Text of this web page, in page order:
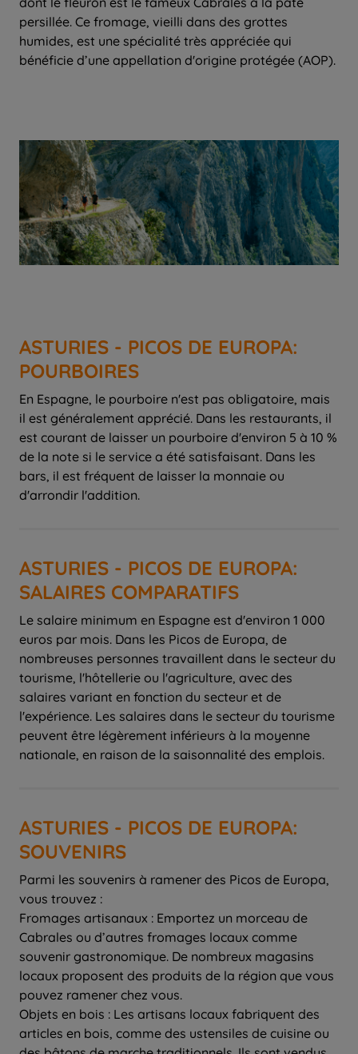
persillée. Ce fromage, vieilli dans des grottes
humides, est une spécialité très appréciée qui
bénéficie d’une appellation d'origine protégée (AOP).
ASTURIES - PICOS DE EUROPA:
POURBOIRES
En Espagne, le pourboire n'est pas obligatoire, mais
il est généralement apprécié. Dans les restaurants, il
est courant de laisser un pourboire d'environ 5 à 10 %
de la note si le service a été satisfaisant. Dans les
bars, il est fréquent de laisser la monnaie ou
d'arrondir l'addition.
ASTURIES - PICOS DE EUROPA:
SALAIRES COMPARATIFS
Le salaire minimum en Espagne est d'environ 1 000
euros par mois. Dans les Picos de Europa, de
nombreuses personnes travaillent dans le secteur du
tourisme, l'hôtellerie ou l'agriculture, avec des
salaires variant en fonction du secteur et de
l'expérience. Les salaires dans le secteur du tourisme
peuvent être légèrement inférieurs à la moyenne
nationale, en raison de la saisonnalité des emplois.
ASTURIES - PICOS DE EUROPA:
SOUVENIRS
Parmi les souvenirs à ramener des Picos de Europa,
vous trouvez :
Fromages artisanaux : Emportez un morceau de
Cabrales ou d’autres fromages locaux comme
souvenir gastronomique. De nombreux magasins
locaux proposent des produits de la région que vous
pouvez ramener chez vous.
Objets en bois : Les artisans locaux fabriquent des
articles en bois, comme des ustensiles de cuisine ou